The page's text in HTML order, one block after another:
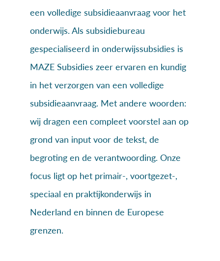
een volledige subsidieaanvraag voor het
onderwijs. Als subsidiebureau
gespecialiseerd in onderwijssubsidies is
MAZE Subsidies zeer ervaren en kundig
in het verzorgen van een volledige
subsidieaanvraag. Met andere woorden:
wij dragen een compleet voorstel aan op
grond van input voor de tekst, de
begroting en de verantwoording. Onze
focus ligt op het primair-, voortgezet-,
speciaal en praktijkonderwijs in
Nederland en binnen de Europese
grenzen.